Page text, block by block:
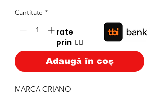
Cantitate *
Adaugă în coș
MARCA CRIANO
rate
prin 👉🏿